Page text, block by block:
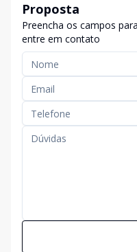
Proposta
Preencha os campos
entre em contato